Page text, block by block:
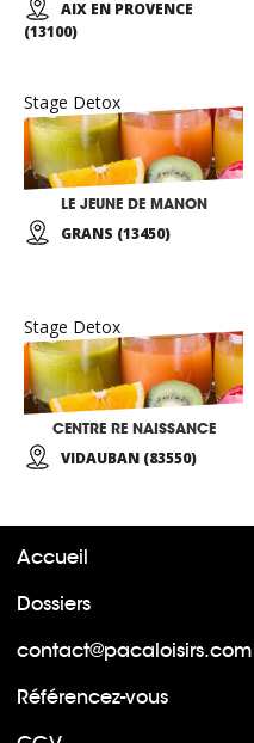
AIX EN PROVENCE
(13100)
Stage Detox
LE JEUNE DE MANON
GRANS (13450)
Stage Detox
CENTRE RE NAISSANCE
VIDAUBAN (83550)
Accueil
Dossiers
contact@pacaloisirs.com
Référencez-vous